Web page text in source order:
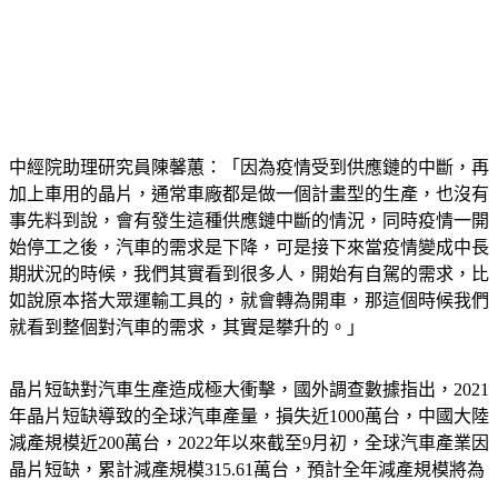
中經院助理研究員陳馨蕙：「因為疫情受到供應鏈的中斷，再
加上車用的晶片，通常車廠都是做一個計畫型的生產，也沒有
事先料到說，會有發生這種供應鏈中斷的情況，同時疫情一開
始停工之後，汽車的需求是下降，可是接下來當疫情變成中長
期狀況的時候，我們其實看到很多人，開始有自駕的需求，比
如說原本搭大眾運輸工具的，就會轉為開車，那這個時候我們
晶片短缺對汽車生產造成極大衝擊，國外調查數據指出，2021
年晶片短缺導致的全球汽車產量，損失近1000萬台，中國大陸
減產規模近200萬台，2022年以來截至9月初，全球汽車產業因